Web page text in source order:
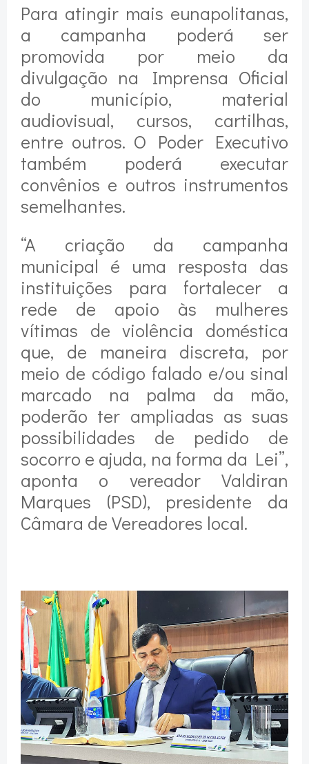
Para atingir mais eunapolitanas,
a campanha poderá ser
promovida por meio da
divulgação na Imprensa Oficial
do município, material
audiovisual, cursos, cartilhas,
entre outros. O Poder Executivo
também poderá executar
convênios e outros instrumentos
semelhantes.
“A criação da campanha
municipal é uma resposta das
instituições para fortalecer a
rede de apoio às mulheres
vítimas de violência doméstica
que, de maneira discreta, por
meio de código falado e/ou sinal
marcado na palma da mão,
poderão ter ampliadas as suas
possibilidades de pedido de
socorro e ajuda, na forma da Lei”,
aponta o vereador Valdiran
Marques (PSD), presidente da
Câmara de Vereadores local.